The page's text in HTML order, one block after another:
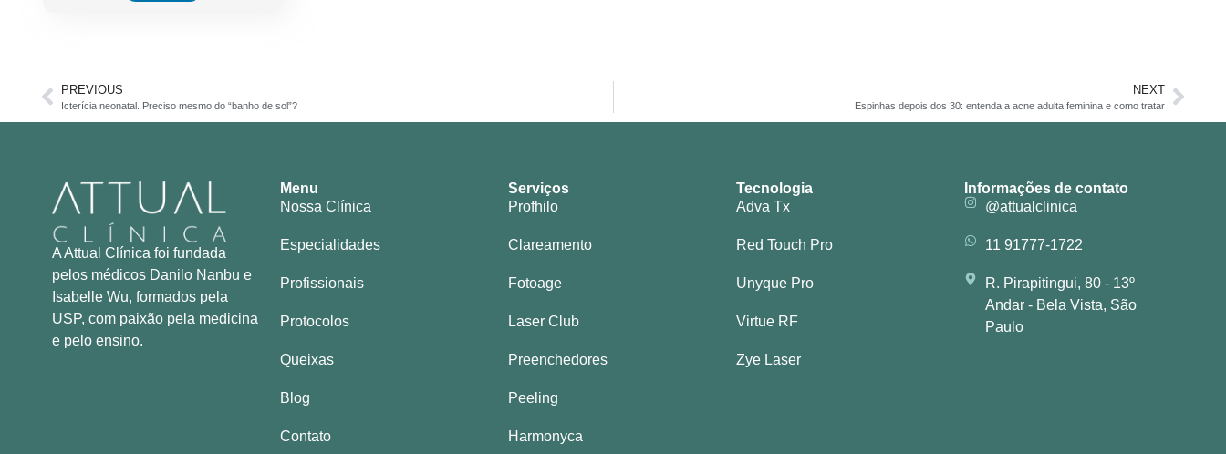
PREVIOUS
Icterícia neonatal. Preciso mesmo do “banho de sol”?
NEXT
Espinhas depois dos 30: entenda a acne adulta feminina e como tratar
A Attual Clínica foi fundada
pelos médicos Danilo Nanbu e
Isabelle Wu, formados pela
USP, com paixão pela medicina
e pelo ensino.
Menu
Nossa Clínica
Especialidades
Profissionais
Protocolos
Queixas
Blog
Contato
Serviços
Profhilo
Clareamento
Fotoage
Laser Club
Preenchedores
Peeling
Harmonyca
Tecnologia
Adva Tx
Red Touch Pro
Unyque Pro
Virtue RF
Zye Laser
Informações de contato
@attualclinica
11 91777-1722
R. Pirapitingui, 80 - 13º
Andar - Bela Vista, São
Paulo